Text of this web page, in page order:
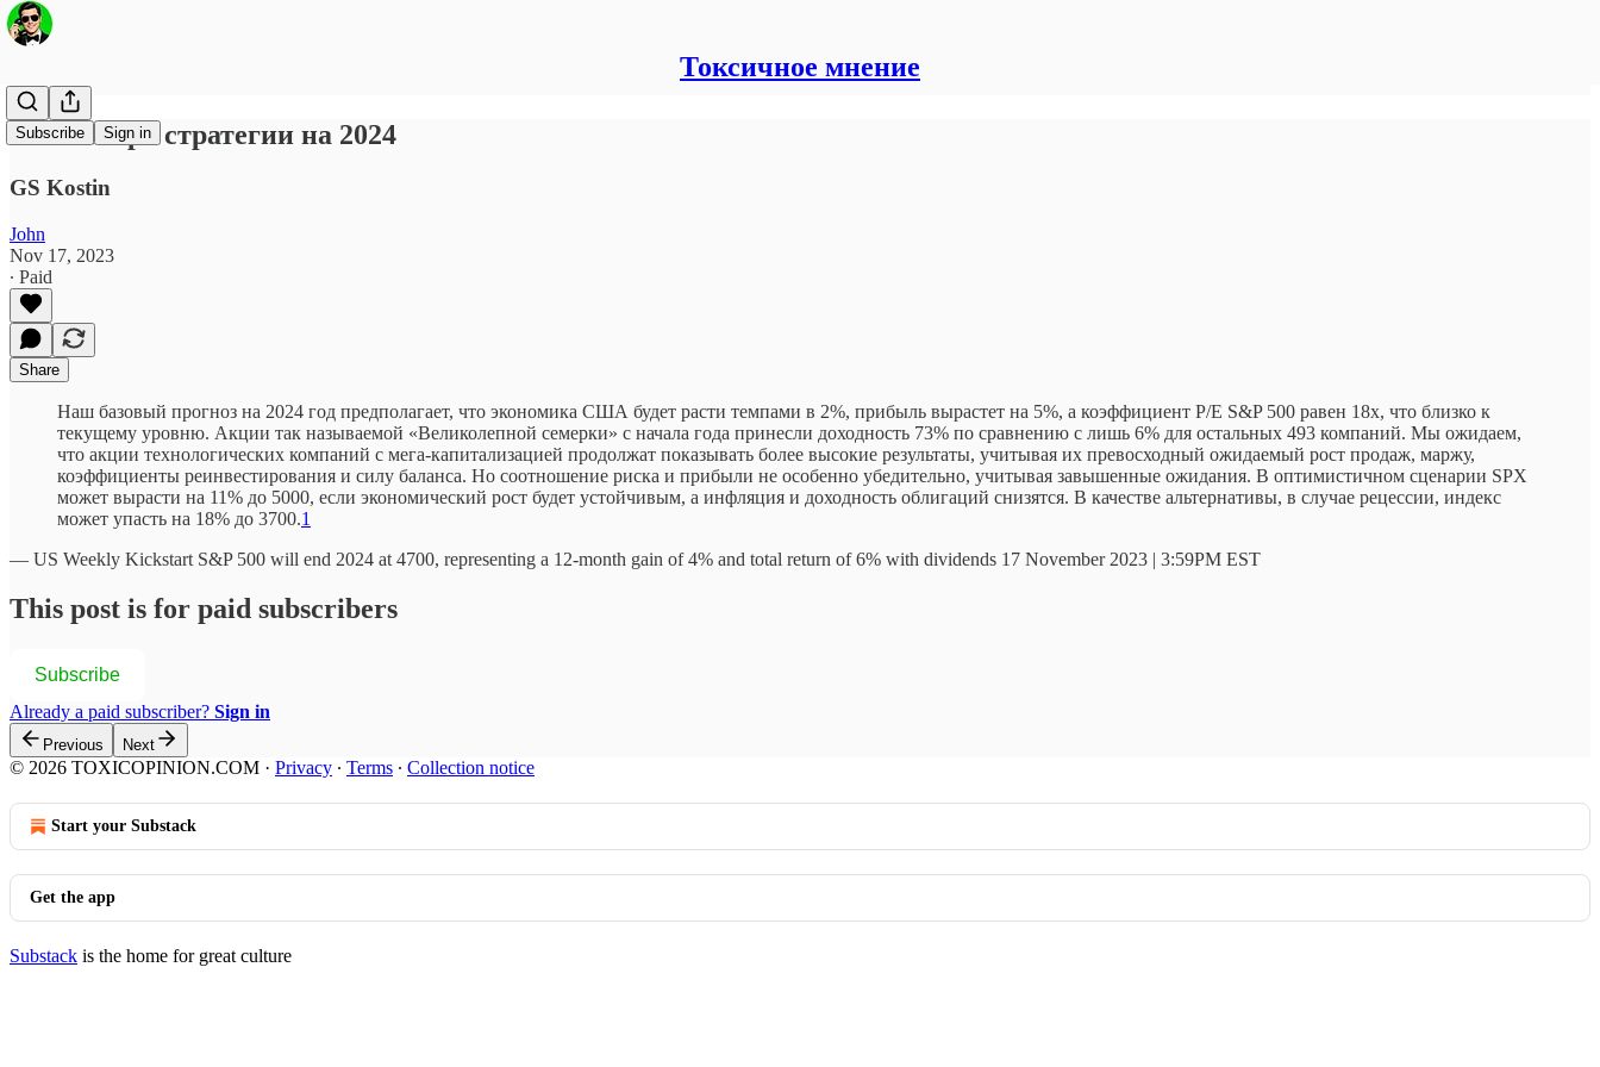
Токсичное мнение
Subscribe Sign in
Костин про стратегии на 2024
GS Kostin
John
Nov 17, 2023
∙ Paid
Share
Наш базовый прогноз на 2024 год предполагает, что экономика США будет расти темпами в 2%, прибыль вырастет на 5%, а коэффициент P/E S&P 500 равен 18x, что близко к
текущему уровню. Акции так называемой «Великолепной семерки» с начала года принесли доходность 73% по сравнению с лишь 6% для остальных 493 компаний. Мы ожидаем,
что акции технологических компаний с мега-капитализацией продолжат показывать более высокие результаты, учитывая их превосходный ожидаемый рост продаж, маржу,
коэффициенты реинвестирования и силу баланса. Но соотношение риска и прибыли не особенно убедительно, учитывая завышенные ожидания. В оптимистичном сценарии SPX
может вырасти на 11% до 5000, если экономический рост будет устойчивым, а инфляция и доходность облигаций снизятся. В качестве альтернативы, в случае рецессии, индекс
может упасть на 18% до 3700.1
— US Weekly Kickstart S&P 500 will end 2024 at 4700, representing a 12-month gain of 4% and total return of 6% with dividends 17 November 2023 | 3:59PM EST
This post is for paid subscribers
Subscribe
Already a paid subscriber? Sign in
Previous Next
© 2026 TOXICOPINION.COM · Privacy ∙ Terms ∙ Collection notice
Start your Substack
Get the app
Substack is the home for great culture